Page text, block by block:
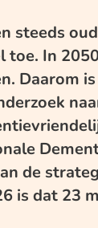
steeds
toe. In
Daarom
de
is dat 23